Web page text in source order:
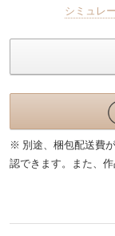
シミュレ
※ 別途、梱包配送費
認できます。また、